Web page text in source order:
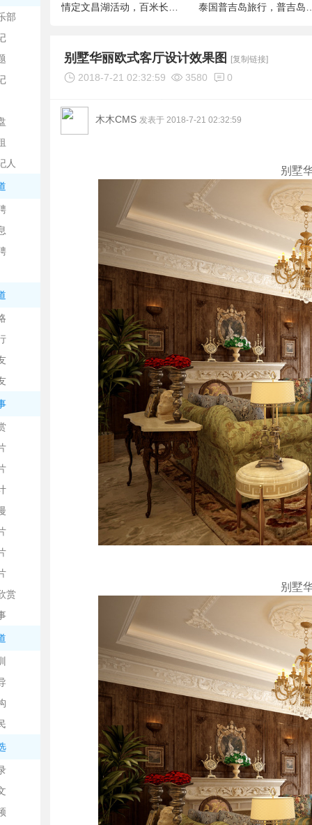
部
人
赏
别墅华丽欧式客厅设计效果图 [复制链接]
2018-7-21 02:32:59 3580 0
木木CMS 发表于 2018-7-21 02:32:59
别墅
别墅